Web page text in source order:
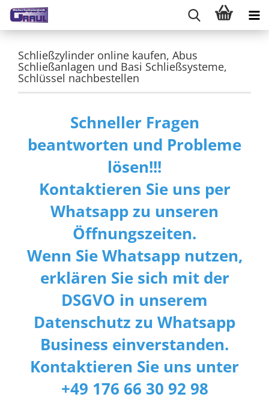
Schließzylinder online kaufen, Abus
Schließanlagen und Basi Schließsysteme,
Schlüssel nachbestellen
Schneller Fragen
beantworten und Probleme
lösen!!!
Kontaktieren Sie uns per
Whatsapp zu unseren
Öffnungszeiten.
Wenn Sie Whatsapp nutzen,
erklären Sie sich mit der
DSGVO in unserem
Datenschutz zu Whatsapp
Business einverstanden.
Kontaktieren Sie uns unter
+49 176 66 30 92 98